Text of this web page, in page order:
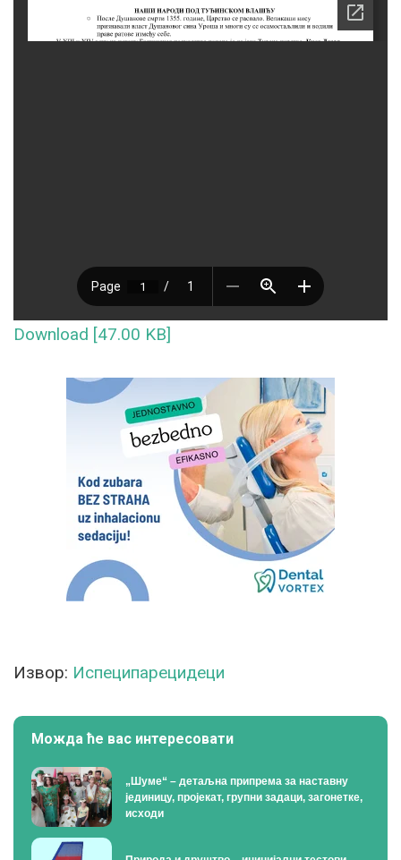
Download [47.00 KB]
Извор: Испеципарецидеци
Можда ће вас интересовати
„Шуме“ – детаљна припрема за наставну
јединицу, пројекат, групни задаци, загонетке,
исходи